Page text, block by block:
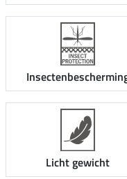
Licht gewicht